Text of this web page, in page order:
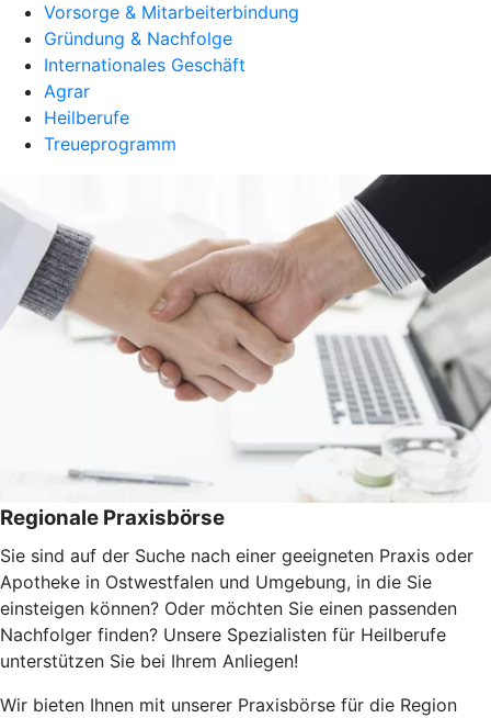
Vorsorge & Mitarbeiterbindung
Gründung & Nachfolge
Internationales Geschäft
Agrar
Heilberufe
Treueprogramm
Regionale Praxisbörse
Sie sind auf der Suche nach einer geeigneten Praxis oder
Apotheke in Ostwestfalen und Umgebung, in die Sie
einsteigen können? Oder möchten Sie einen passenden
Nachfolger finden? Unsere Spezialisten für Heilberufe
unterstützen Sie bei Ihrem Anliegen!
Wir bieten Ihnen mit unserer Praxisbörse für die Region